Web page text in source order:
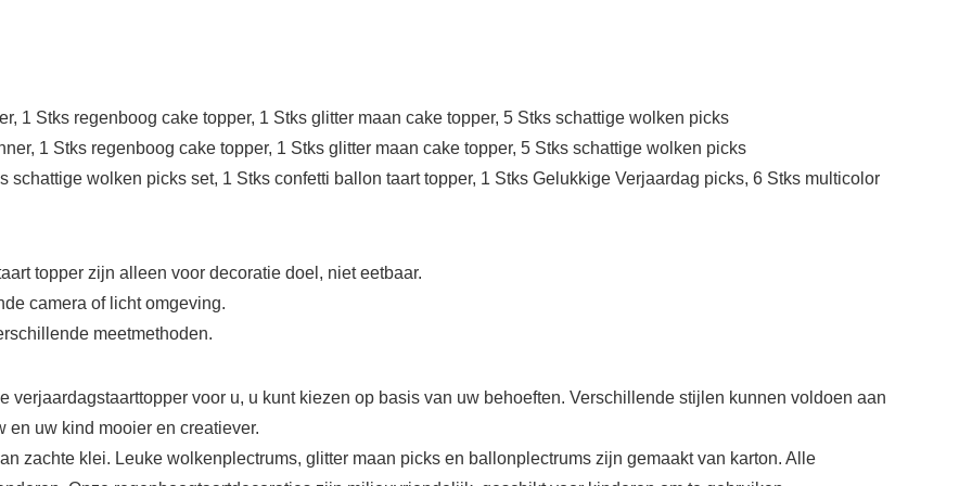
1 Stks regenboog cake topper, 1 Stks glitter maan cake topper, 5 Stks schattige wolken picks
1 Stks regenboog cake topper, 1 Stks glitter maan cake topper, 5 Stks schattige wolken picks
wolken picks set, 1 Stks confetti ballon taart topper, 1 Stks Gelukkige Verjaardag picks, 6 Stks multicolor
topper zijn alleen voor decoratie doel, niet eetbaar.
camera of licht omgeving.
meetmethoden.
verjaardagstaarttopper voor u, u kunt kiezen op basis van uw behoeften. Verschillende stijlen kunnen voldoen aan
en uw kind mooier en creatiever.
zachte klei. Leuke wolkenplectrums, glitter maan picks en ballonplectrums zijn gemaakt van karton. Alle